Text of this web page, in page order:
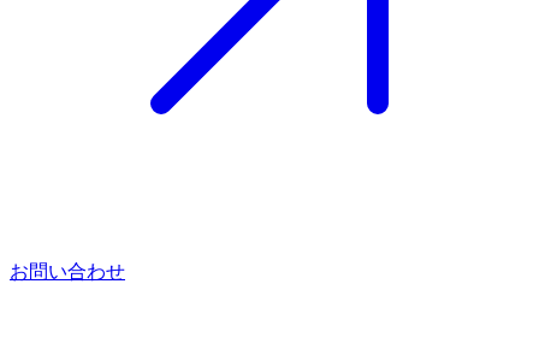
お問い合わせ